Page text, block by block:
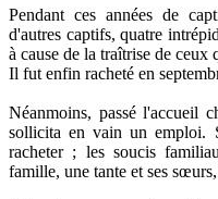
Pendant ces années de
d'autres captifs, quatre
à cause de la traîtrise de ceux
Il fut enfin racheté en
Néanmoins, passé l'accueil
sollicita en vain un emploi.
racheter ; les soucis
famille, une tante et ses